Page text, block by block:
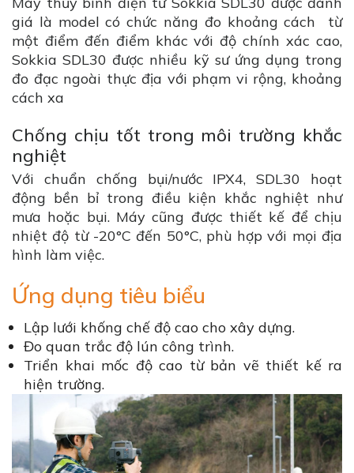
giá là model có chức năng đo khoảng cách từ
một điểm đến điểm khác với độ chính xác cao,
Sokkia SDL30 được nhiều kỹ sư ứng dụng trong
đo đạc ngoài thực địa với phạm vi rộng, khoảng
cách xa
Chống chịu tốt trong môi trường khắc
nghiệt
Với chuẩn chống bụi/nước IPX4, SDL30 hoạt
động bền bỉ trong điều kiện khắc nghiệt như
mưa hoặc bụi. Máy cũng được thiết kế để chịu
nhiệt độ từ -20°C đến 50°C, phù hợp với mọi địa
hình làm việc.
Ứng dụng tiêu biểu
Lập lưới khống chế độ cao cho xây dựng.
Đo quan trắc độ lún công trình.
Triển khai mốc độ cao từ bản vẽ thiết kế ra
hiện trường.